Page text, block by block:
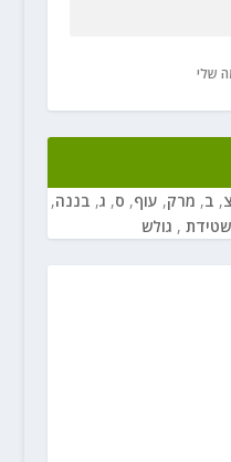
שלי
צ, ב, מרק, עוף, ס, ג, בננה,
, גולש